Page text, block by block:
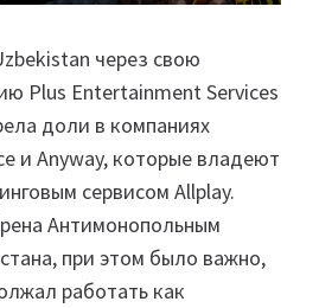
через свою
Plus Entertainment Services
доли в компаниях
и Anyway, которые владеют
сервисом Allplay.
Антимонопольным
при этом было важно,
работать как